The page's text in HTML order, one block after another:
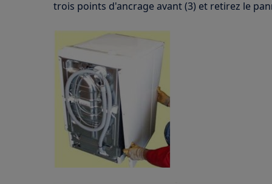
trois points d'ancrage avant (3) et retirez le